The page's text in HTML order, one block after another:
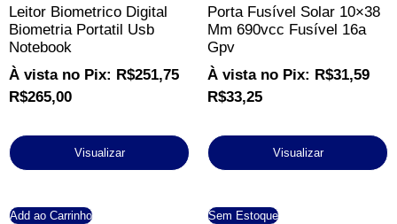
Leitor Biometrico Digital
Biometria Portatil Usb
Notebook
À vista no Pix: R$251,75
R$265,00
Visualizar
Add ao Carrinho
Porta Fusível Solar 10×38
Mm 690vcc Fusível 16a
Gpv
À vista no Pix: R$31,59
R$33,25
Visualizar
Sem Estoque